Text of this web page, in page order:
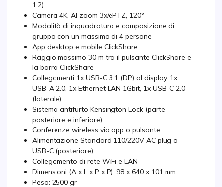
1.2)
Camera 4K, AI zoom 3x/ePTZ, 120°
Modalità di inquadratura e composizione di
gruppo con un massimo di 4 persone
App desktop e mobile ClickShare
Raggio massimo 30 m tra il pulsante ClickShare e
la barra ClickShare
Collegamenti 1x USB-C 3.1 (DP) al display, 1x
USB-A 2.0, 1x Ethernet LAN 1Gbit, 1x USB-C 2.0
(laterale)
Sistema antifurto Kensington Lock (parte
posteriore e inferiore)
Conferenze wireless via app o pulsante
Alimentazione Standard 110/220V AC plug o
USB-C (posteriore)
Collegamento di rete WiFi e LAN
Dimensioni (A x L x P x P): 98 x 640 x 101 mm
Peso: 2500 gr